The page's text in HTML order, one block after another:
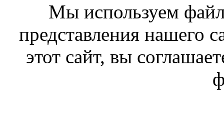
Мы используем
представления нашего
этот сайт, вы